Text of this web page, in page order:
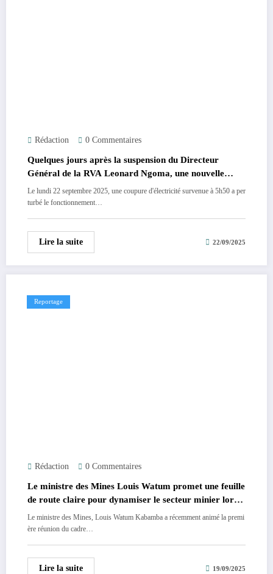
Rédaction 0 Commentaires
Quelques jours après la suspension du Directeur
Général de la RVA Leonard Ngoma, une nouvelle
coupure d’électricité intervient ce lundi 22 septembre
à l’aéroport de Ndjili.
Le lundi 22 septembre 2025, une coupure d'électricité survenue à 5h50 a per
turbé le fonctionnement…
Lire la suite 22/09/2025
Reportage
Rédaction 0 Commentaires
Le ministre des Mines Louis Watum promet une feuille
de route claire pour dynamiser le secteur minier lors
de la première réunion du cadre de concertation avec
les entreprises à Lualaba.
Le ministre des Mines, Louis Watum Kabamba a récemment animé la premi
ère réunion du cadre…
Lire la suite 19/09/2025